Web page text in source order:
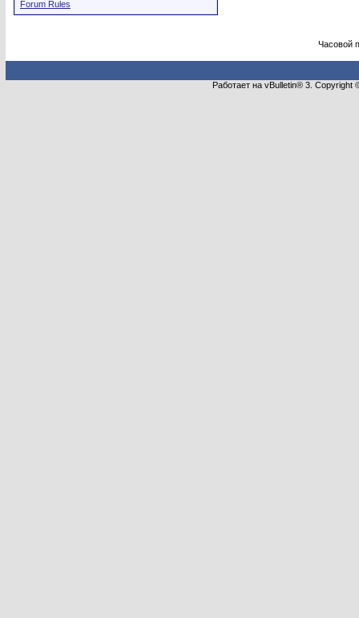
Forum Rules
Часовой
Работает на vBulletin® 3.